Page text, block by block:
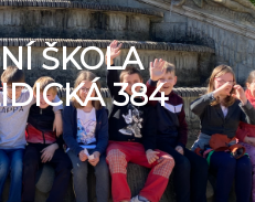
ŠKOLA
384